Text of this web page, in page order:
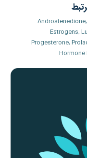
Estrogens,
Progesterone,
Hormone